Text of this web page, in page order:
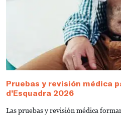
Pruebas y revisión médica
d’Esquadra 2026
Las pruebas y revisión médica